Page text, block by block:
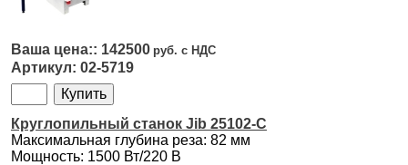
142500
02-5719
Круглопильный станок Jib 25102-C
Максимальная глубина реза: 82 мм
Мощность: 1500 Вт/220 В